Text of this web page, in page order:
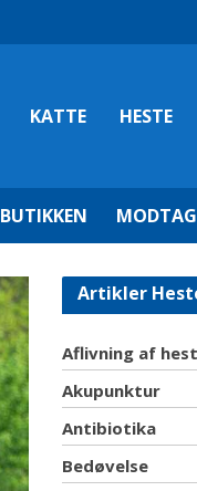
KATTE HESTE
BUTIKKEN
Artikler
Aflivning af hest
Akupunktur
Antibiotika
Bedøvelse